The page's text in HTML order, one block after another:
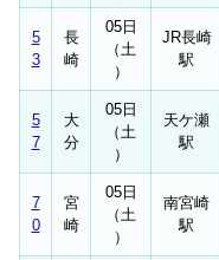
5
3
長
崎
05日
（土
）
JR長崎
駅
5
7
大
分
05日
（土
）
天ケ瀬
駅
7
0
宮
崎
05日
（土
）
南宮崎
駅